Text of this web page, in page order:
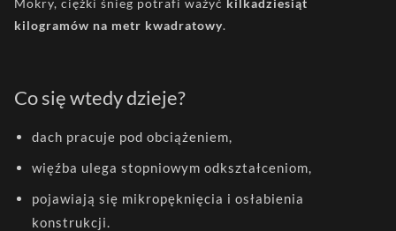
Mokry, ciężki śnieg potrafi ważyć kilkadziesiąt
kilogramów na metr kwadratowy.
Co się wtedy dzieje?
dach pracuje pod obciążeniem,
więźba ulega stopniowym odkształceniom,
pojawiają się mikropęknięcia i osłabienia
konstrukcji.